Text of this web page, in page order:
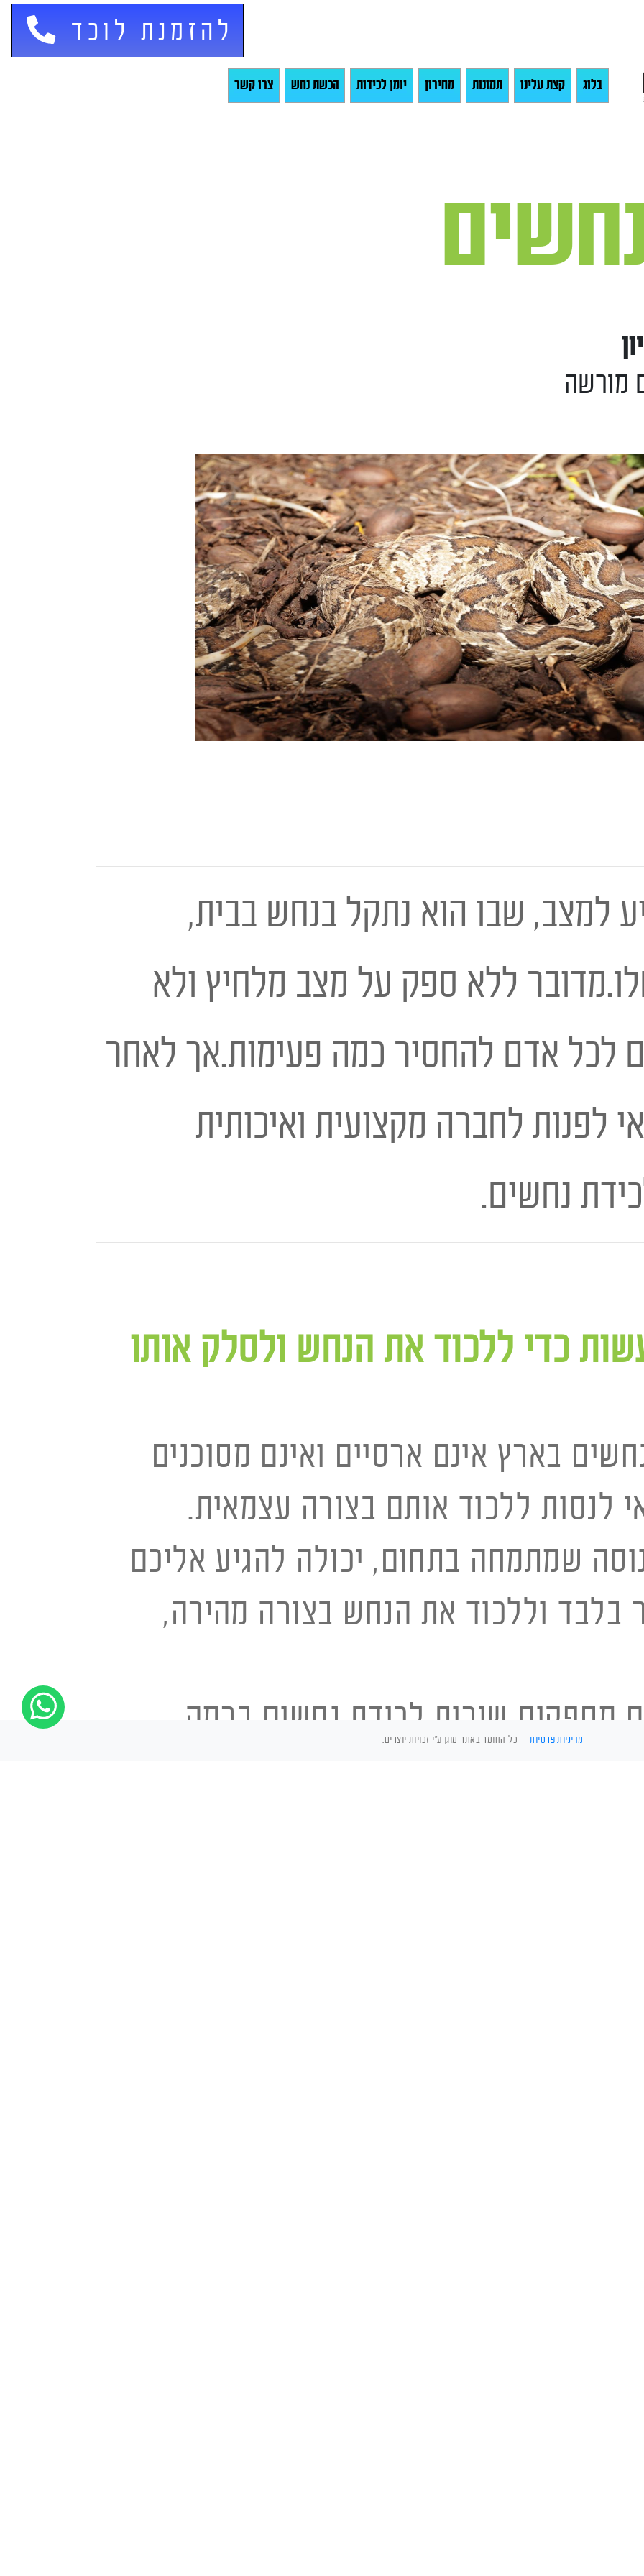
להזמנת לוכד
בלוג קצת עלינו תמונות מחירון יומן לכידות הכשת נחש צרו קשר
מורשה
למצב, שבו הוא נתקל בנחש בבית,
ללא ספק על מצב מלחיץ ולא
לכל אדם להחסיר כמה פעימות.אך לאחר
לפנות לחברה מקצועית ואיכותית
נחשים.
כדי ללכוד את הנחש ולסלק אותו
בארץ אינם ארסיים ואינם מסוכנים
לנסות ללכוד אותם בצורה עצמאית.
שמתמחה בתחום, יכולה להגיע אליכם
בלבד וללכוד את הנחש בצורה מהירה,
מספקים שירות לכידת נחשים ברמה
מדיניות פרטיותכל החומר באתר מוגן ע"י זכויות יוצרים.